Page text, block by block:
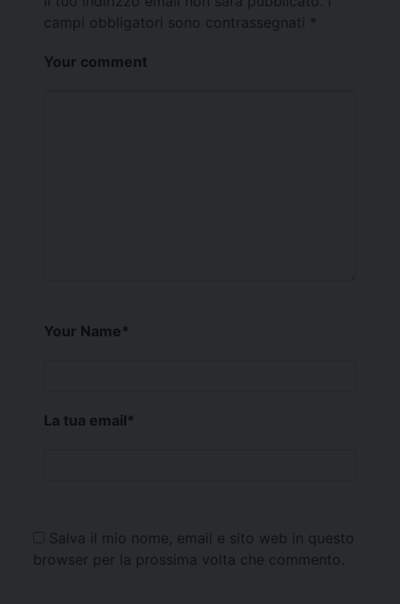
campi obbligatori sono contrassegnati *
Your comment
Your Name*
La tua email*
Salva il mio nome, email e sito web in questo
browser per la prossima volta che commento.